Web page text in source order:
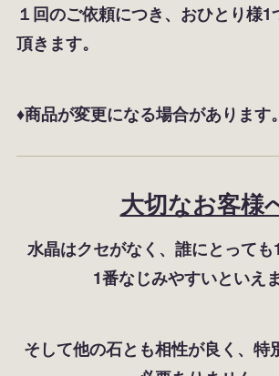
１回のご依頼につき、おひとり様1
頂きます。
♦商品が変更になる場合があります。
大切なお客様
水晶はクセがなく、誰にとっても
1番なじみやすいといえま
そして他の石とも相性が良く、特